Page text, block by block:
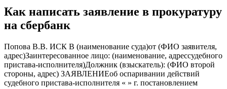
Как написать заявление в прокуратуру
на сбербанк
Попова В.В. ИСК В (наименование суда)от (ФИО заявителя,
адрес)Заинтересованное лицо: (наименование, адрессудебного
пристава-исполнителя)Должник (взыскатель): (ФИО второй
стороны, адрес) ЗАЯВЛЕНИЕоб оспаривании действий
судебного пристава-исполнителя « » г. постановлением